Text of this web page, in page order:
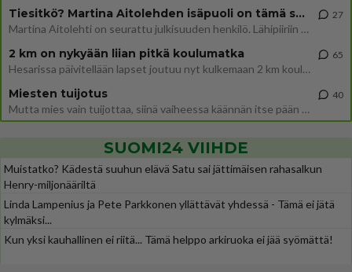
Tiesitkö? Martina Aitolehden isäpuoli on tämä suosittu laulaja
Martina Aitolehti on seurattu julkisuuden henkilö. Lähipiiriin mahtuu muitakin tunnettuja henkilöitä. Tiesitkö, että Ma
27
2 km on nykyään liian pitkä koulumatka
Hesarissa päivitellään lapset joutuu nyt kulkemaan 2 km kouluun jösses. Ruostefillarilla tuo matka menee vaikka miten äk
65
Miesten tuijotus
Mutta mies vain tuijottaa, siinä vaiheessa käännän itse pään pois. Mikä juttu? Yleensä jos joku tuijottaa tai katsoo, hä
40
SUOMI24 VIIHDE
Muistatko? Kädestä suuhun elävä Satu sai jättimäisen rahasalkun
Henry-miljonääriltä
Linda Lampenius ja Pete Parkkonen yllättävät yhdessä - Tämä ei jätä
kylmäksi...
Kun yksi kauhallinen ei riitä... Tämä helppo arkiruoka ei jää syömättä!